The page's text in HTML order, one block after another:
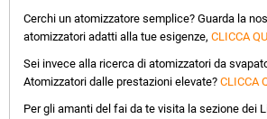
Cerchi un atomizzatore semplice? Guarda la
atomizzatori adatti alla tue esigenze, CLICCA
Sei invece alla ricerca di atomizzatori da
Atomizzatori dalle prestazioni elevate? CLICCA
Per gli amanti del fai da te visita la sezione dei